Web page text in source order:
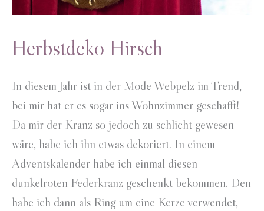
Herbstdeko Hirsch
In diesem Jahr ist in der Mode Webpelz im Trend,
bei mir hat er es sogar ins Wohnzimmer geschafft!
Da mir der Kranz so jedoch zu schlicht gewesen
wäre, habe ich ihn etwas dekoriert. In einem
Adventskalender habe ich einmal diesen
dunkelroten Federkranz geschenkt bekommen. Den
habe ich dann als Ring um eine Kerze verwendet,